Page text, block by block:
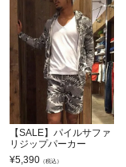
【SALE】パイルサファ
リジップパーカー
¥5,390 （税込）